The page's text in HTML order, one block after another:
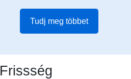
Tudj meg többet
Frissség